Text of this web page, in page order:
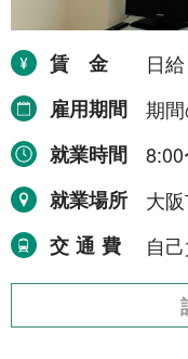
就業場所
関西地方
近畿一円
京阪神間
阪神間
大阪府
賃金
日
雇用期間
期
就業時間
就業場所
大
交通費
自